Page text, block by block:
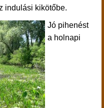
indulási kikötőbe.
Jó pihenést
a holnapi